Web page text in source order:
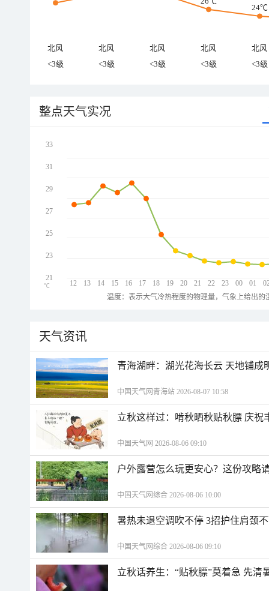
24℃
北风 北风 北风 北风
北风
<3级
<3级 <3级 <3级 <3级
整点天气实况
12 13 14 15 16 17 18 19 20 21 22 23 00 01
33
31
29
27
25
23
21
℃
温度：表示大气冷热程度的物理量，气象上给出
天气资讯
青海湖畔：湖光花海长云 天地铺成
中国天气网青海站 2026-08-07 10:58
立秋这样过：啃秋晒秋贴秋膘 庆祝
中国天气网 2026-08-06 09:10
户外露营怎么玩更安心？这份攻略
中国天气网综合 2026-08-06 10:00
暑热未退空调吹不停 3招护住肩颈
中国天气网综合 2026-08-06 09:10
立秋话养生：“贴秋膘”莫着急 先清